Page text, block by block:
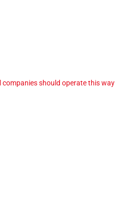
companies should operate this way